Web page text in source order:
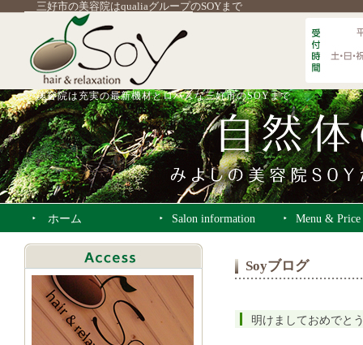
三好市の美容院はqualiaグループのSOYまで
美容院は充実の最新機材とロハスな三好市のSOYまで
ホーム Salon information Menu & Price
Soyブログ
明けましておめでと